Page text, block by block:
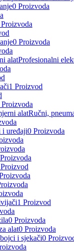
0 Proizvoda
0 Proizvoda
Profesionalni
1 Proizvod
Proizvoda
Ručni,
i uređaji0 Proizvoda
1 Proizvod
0 Proizvoda
alat0 Proizvoda
i sjekači0